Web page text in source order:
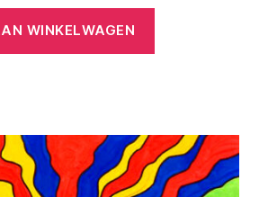
WINKELWAGEN